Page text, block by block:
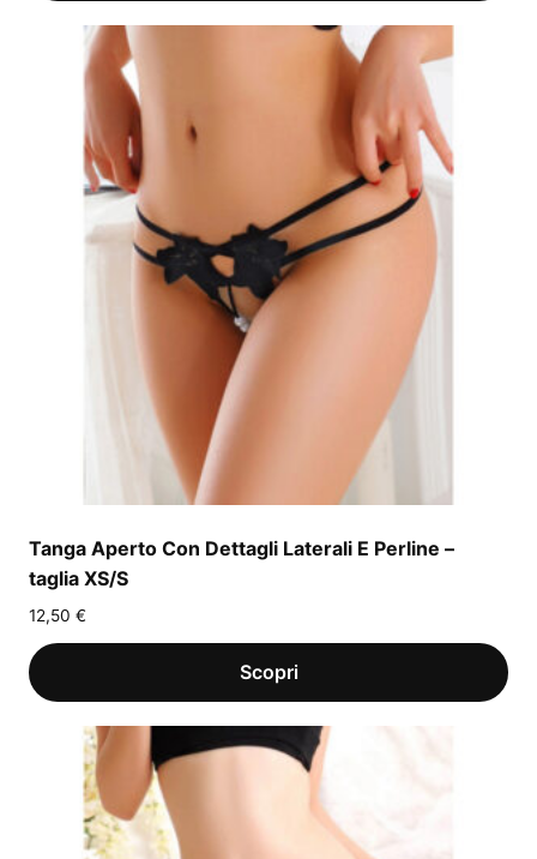
Tanga Aperto Con Dettagli Laterali E Perline –
taglia XS/S
12,50 €